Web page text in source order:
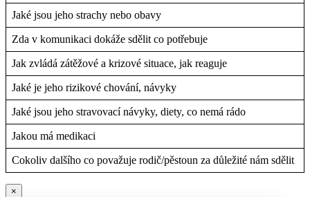
Jaké jsou jeho strachy nebo obavy
Zda v komunikaci dokáže sdělit co potřebuje
Jak zvládá zátěžové a krizové situace, jak reaguje
Jaké je jeho rizikové chování, návyky
Jaké jsou jeho stravovací návyky, diety, co nemá rádo
Jakou má medikaci
Cokoliv dalšího co považuje rodič/pěstoun za důležité nám sdělit
×